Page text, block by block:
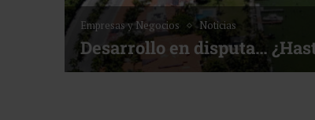
Empresas y Negocios Noticias
Desarrollo en disputa…